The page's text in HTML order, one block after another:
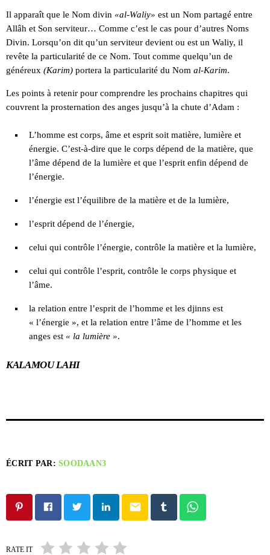
Il apparaît que le Nom divin «al-Waliy» est un Nom partagé entre
Allâh et Son serviteur… Comme c’est le cas pour d’autres Noms
Divin. Lorsqu’on dit qu’un serviteur devient ou est un Waliy, il
revête la particularité de ce Nom. Tout comme quelqu’un de
généreux (Karim) portera la particularité du Nom al-Karim.
Les points à retenir pour comprendre les prochains chapitres qui
couvrent la prosternation des anges jusqu’à la chute d’Adam :
L’homme est corps, âme et esprit soit matière, lumière et
énergie. C’est-à-dire que le corps dépend de la matière, que
l’âme dépend de la lumière et que l’esprit enfin dépend de
l’énergie.
l’énergie est l’équilibre de la matière et de la lumière,
l’esprit dépend de l’énergie,
celui qui contrôle l’énergie, contrôle la matière et la lumière,
celui qui contrôle l’esprit, contrôle le corps physique et
l’âme.
la relation entre l’esprit de l’homme et les djinns est
« l’énergie », et la relation entre l’âme de l’homme et les
anges est « la lumière ».
KALAMOU LAHI
ÉCRIT PAR:SOODAAN3
email
RATE IT